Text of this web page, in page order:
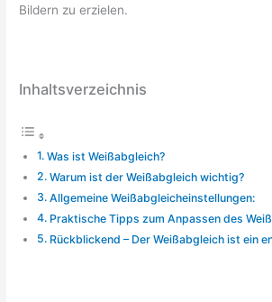
Bildern zu erzielen.
Inhaltsverzeichnis
Was ist Weißabgleich?
Warum ist der Weißabgleich wichtig?
Allgemeine Weißabgleicheinstellungen:
Praktische Tipps zum Anpassen des
Rückblickend – Der Weißabgleich ist ein